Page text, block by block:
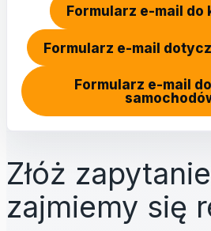
Formularz e-mail do
Formularz e-mail
Formularz e-mail
Złóż
zajmiemy się